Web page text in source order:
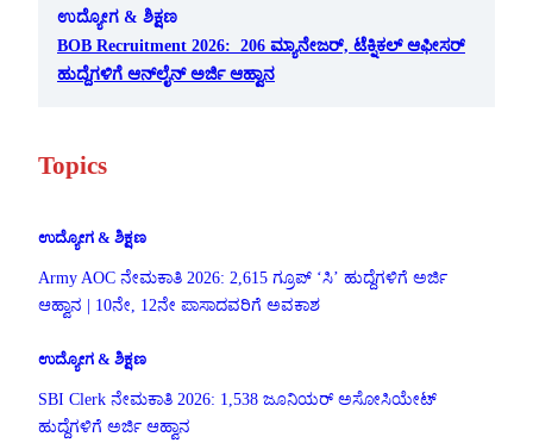
ಉದ್ಯೋಗ & ಶಿಕ್ಷಣ
BOB Recruitment 2026: 206 ಮ್ಯಾನೇಜರ್, ಟೆಕ್ನಿಕಲ್ ಆಫೀಸರ್
ಹುದ್ದೆಗಳಿಗೆ ಆನ್‌ಲೈನ್ ಅರ್ಜಿ ಆಹ್ವಾನ
Topics
ಉದ್ಯೋಗ & ಶಿಕ್ಷಣ
Army AOC ನೇಮಕಾತಿ 2026: 2,615 ಗ್ರೂಪ್ ‘ಸಿ’ ಹುದ್ದೆಗಳಿಗೆ ಅರ್ಜಿ
ಆಹ್ವಾನ | 10ನೇ, 12ನೇ ಪಾಸಾದವರಿಗೆ ಅವಕಾಶ
ಉದ್ಯೋಗ & ಶಿಕ್ಷಣ
SBI Clerk ನೇಮಕಾತಿ 2026: 1,538 ಜೂನಿಯರ್ ಅಸೋಸಿಯೇಟ್
ಹುದ್ದೆಗಳಿಗೆ ಅರ್ಜಿ ಆಹ್ವಾನ